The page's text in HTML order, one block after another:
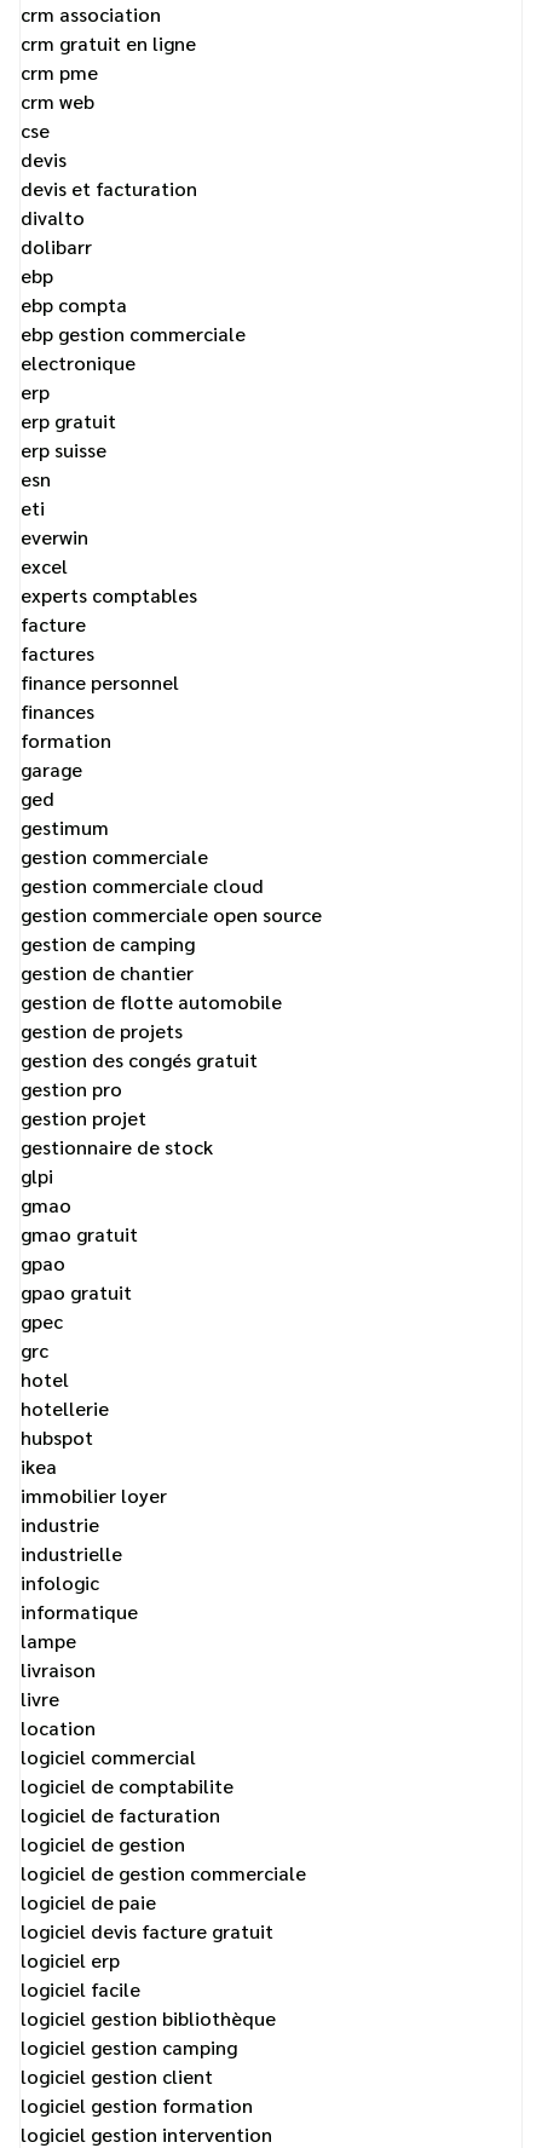
crm association
crm gratuit en ligne
crm pme
crm web
cse
devis
devis et facturation
divalto
dolibarr
ebp
ebp compta
ebp gestion commerciale
electronique
erp
erp gratuit
erp suisse
esn
eti
everwin
excel
experts comptables
facture
factures
finance personnel
finances
formation
garage
ged
gestimum
gestion commerciale
gestion commerciale cloud
gestion commerciale open source
gestion de camping
gestion de chantier
gestion de flotte automobile
gestion de projets
gestion des congés gratuit
gestion pro
gestion projet
gestionnaire de stock
glpi
gmao
gmao gratuit
gpao
gpao gratuit
gpec
grc
hotel
hotellerie
hubspot
ikea
immobilier loyer
industrie
industrielle
infologic
informatique
lampe
livraison
livre
location
logiciel commercial
logiciel de comptabilite
logiciel de facturation
logiciel de gestion
logiciel de gestion commerciale
logiciel de paie
logiciel devis facture gratuit
logiciel erp
logiciel facile
logiciel gestion bibliothèque
logiciel gestion camping
logiciel gestion client
logiciel gestion formation
logiciel gestion intervention